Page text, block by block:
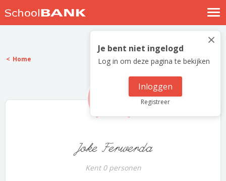
Nostalgische verhalen
Log in
Meld je gratis aan
×
Je bent niet ingelogd
Log in om deze pagina te bekijken
Inloggen
Registreer
Home
Joke Ferwerda
Kent 0 personen